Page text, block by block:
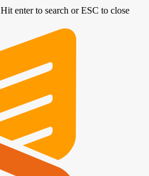
Hit enter to search or ESC to close